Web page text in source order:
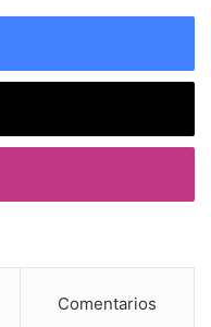
Comentarios